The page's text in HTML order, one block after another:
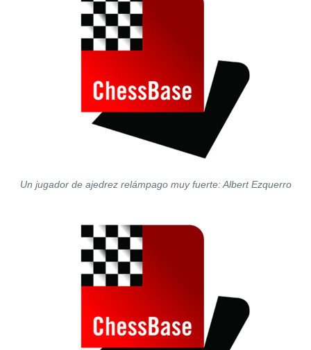
Un jugador de ajedrez relámpago muy fuerte: Albert Ezquerro